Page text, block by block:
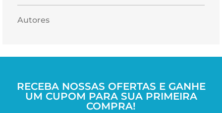
Autores
RECEBA NOSSAS OFERTAS E GANHE
UM CUPOM PARA SUA PRIMEIRA
COMPRA!